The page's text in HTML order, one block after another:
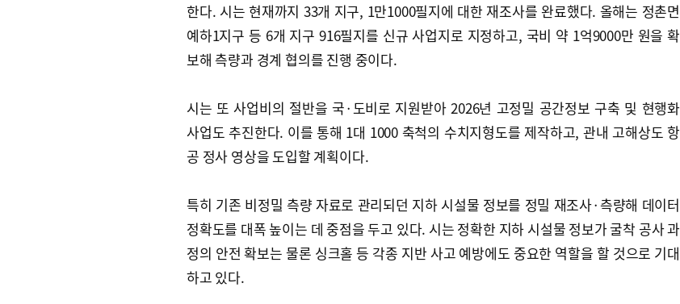
한다. 시는 현재까지 33개 지구, 1만1000필지에 대한 재조사를 완료했다. 올해는 정촌면
예하1지구 등 6개 지구 916필지를 신규 사업지로 지정하고, 국비 약 1억9000만 원을 확
보해 측량과 경계 협의를 진행 중이다.
시는 또 사업비의 절반을 국·도비로 지원받아 2026년 고정밀 공간정보 구축 및 현행화
사업도 추진한다. 이를 통해 1대 1000 축척의 수치지형도를 제작하고, 관내 고해상도 항
공 정사 영상을 도입할 계획이다.
특히 기존 비정밀 측량 자료로 관리되던 지하 시설물 정보를 정밀 재조사·측량해 데이터
정확도를 대폭 높이는 데 중점을 두고 있다. 시는 정확한 지하 시설물 정보가 굴착 공사 과
정의 안전 확보는 물론 싱크홀 등 각종 지반 사고 예방에도 중요한 역할을 할 것으로 기대
하고 있다.